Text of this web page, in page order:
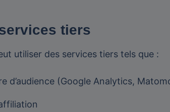
tiers
utiliser des services tiers tels que :
d’audience (Google Analytics,